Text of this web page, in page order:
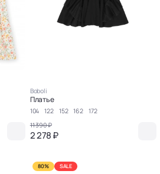
Boboli
Платье
104 122 152 162
172
11 390 ₽
2 278 ₽
80% SALE